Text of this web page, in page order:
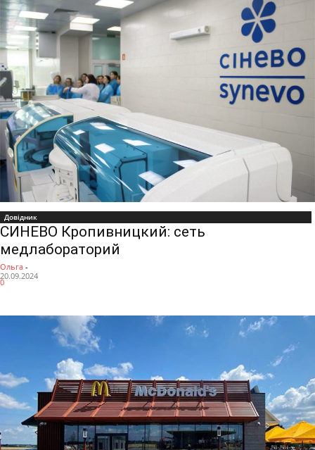
Довідник
СИНЕВО Кропивницкий: сеть
медлабораторий
Ольга -
20.09.2024
0